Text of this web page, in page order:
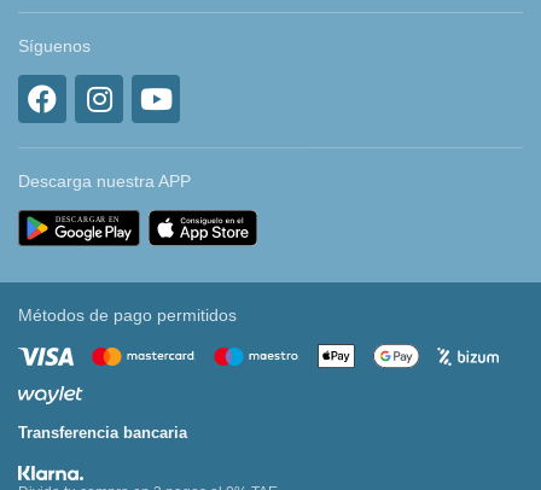
Síguenos
Descarga nuestra APP
Métodos de pago permitidos
Transferencia bancaria